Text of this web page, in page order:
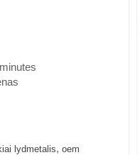
lydmetalis, oem